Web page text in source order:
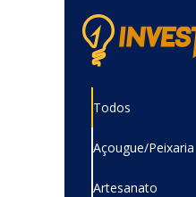
Todos
Açougue/Peixaria
Artesanato